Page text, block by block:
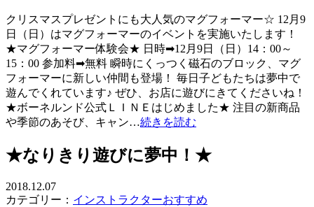
クリスマスプレゼントにも大人気のマグフォーマー☆ 12月9
日（日）はマグフォーマーのイベントを実施いたします！
★マグフォーマー体験会★ 日時➡12月9日（日）14：00～
15：00 参加料➡無料 瞬時にくっつく磁石のブロック、マグ
フォーマーに新しい仲間も登場！ 毎日子どもたちは夢中で
遊んでくれています♪ ぜひ、お店に遊びにきてくださいね！
★ボーネルンド公式ＬＩＮＥはじめました★ 注目の新商品
や季節のあそび、キャン…続きを読む
★なりきり遊びに夢中！★
2018.12.07
カテゴリー： インストラクターおすすめ